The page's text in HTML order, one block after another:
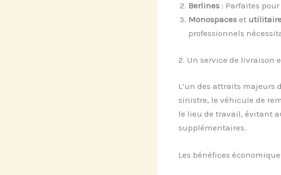
Berlines: Parfaites
Monospaceset
professionnels
2. Un service de livraison
L’un des attraits majeurs
sinistre, le véhicule de
le lieu de travail, évitant
supplémentaires.
Les bénéfices